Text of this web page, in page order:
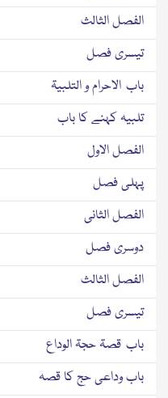
الفصل الثالث
تیسری فصل
باب الاحرام و التلبیۃ
تلبیہ کہنے کا باب
الفصل الاول
پہلی فصل
الفصل الثانی
دوسری فصل
الفصل الثالث
تیسری فصل
باب قصۃ حجۃ الوداع
باب وداعی حج کا قصہ